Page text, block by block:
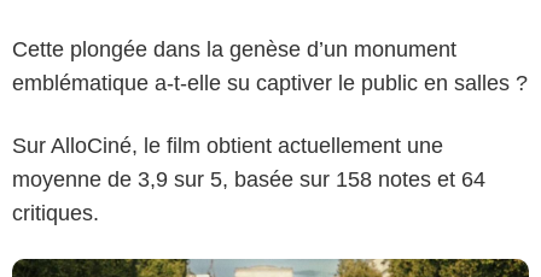
Cette plongée dans la genèse d’un monument
emblématique a-t-elle su captiver le public en salles ?
Sur AlloCiné, le film obtient actuellement une
moyenne de 3,9 sur 5, basée sur 158 notes et 64
critiques.
2025 AGAT FILMS, LE PACTE